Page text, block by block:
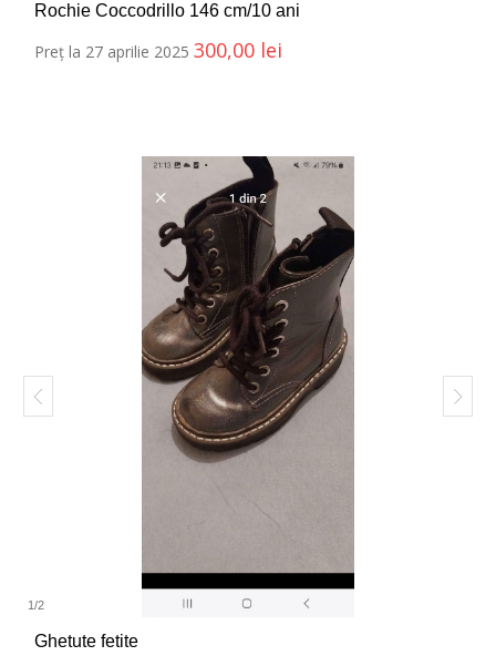
Rochie Coccodrillo 146 cm/10 ani
Preț la 27 aprilie 2025 300,00 lei
1/2
Ghetute fetite